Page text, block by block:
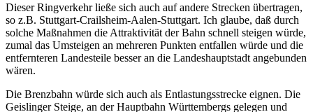
Dieser Ringverkehr ließe sich auch auf andere Strecken übertragen,
so z.B. Stuttgart-Crailsheim-Aalen-Stuttgart. Ich glaube, daß durch
solche Maßnahmen die Attraktivität der Bahn schnell steigen würde,
zumal das Umsteigen an mehreren Punkten entfallen würde und die
entfernteren Landesteile besser an die Landeshauptstadt angebunden
wären.
Die Brenzbahn würde sich auch als Entlastungsstrecke eignen. Die
Geislinger Steige, an der Hauptbahn Württembergs gelegen und